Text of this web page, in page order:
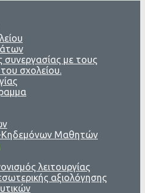
συνεργασίας με τους
σχολείου.
Κηδεμόνων Μαθητών
λειτουργίας
αξιολόγησης